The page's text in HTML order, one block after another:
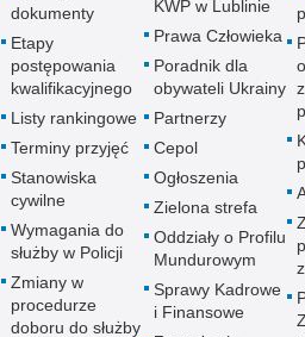
dokumenty
Etapy
postępowania
kwalifikacyjnego
Listy rankingowe
Terminy przyjęć
Stanowiska
cywilne
Wymagania do
służby w Policji
Zmiany w
procedurze
doboru do służby
KWP w Lublinie
Prawa Człowieka
Poradnik dla
obywateli Ukrainy
Partnerzy
Cepol
Ogłoszenia
Zielona strefa
Oddziały o Profilu
Mundurowym
Sprawy Kadrowe
i Finansowe